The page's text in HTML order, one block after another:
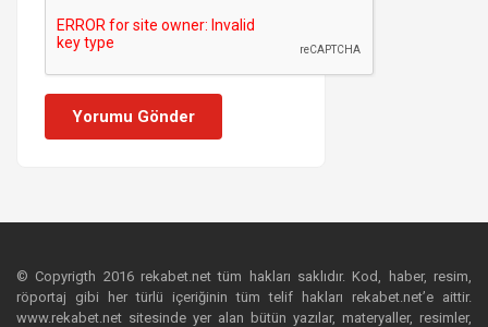
Yorumu Gönder
© Copyrigth 2016 rekabet.net tüm hakları saklıdır. Kod, haber, resim,
röportaj gibi her türlü içeriğinin tüm telif hakları rekabet.net’e aittir.
www.rekabet.net sitesinde yer alan bütün yazılar, materyaller, resimler,